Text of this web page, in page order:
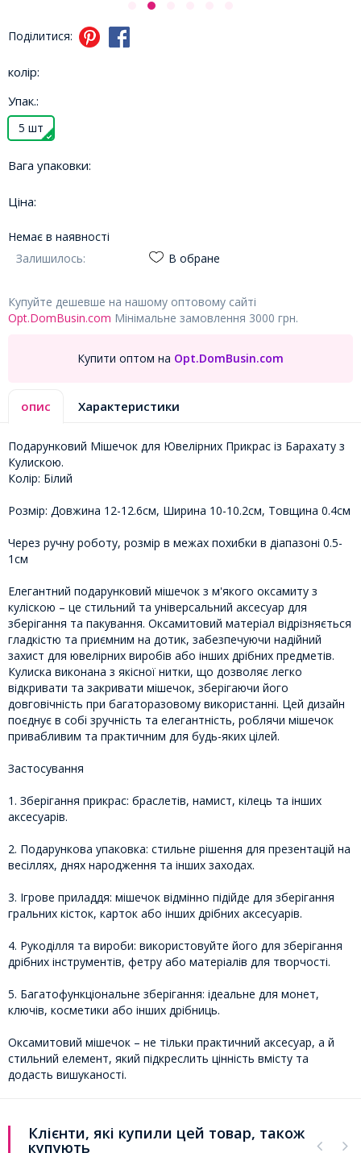
Поділитися:
колір:
Упак.:
5 шт
Вага упаковки:
Ціна:
Немає в наявності
Залишилось:
В обране
Купуйте дешевше на нашому оптовому сайті
Opt.DomBusin.com Мінімальне замовлення 3000 грн.
Купити оптом на Opt.DomBusin.com
опис Характеристики
Подарунковий Мішечок для Ювелірних Прикрас із Барахату з
Кулискою.
Колір: Білий
Розмір: Довжина 12-12.6см, Ширина 10-10.2см, Товщина 0.4см
Через ручну роботу, розмір в межах похибки в діапазоні 0.5-
1см
Елегантний подарунковий мішечок з м'якого оксамиту з
куліскою – це стильний та універсальний аксесуар для
зберігання та пакування. Оксамитовий матеріал відрізняється
гладкістю та приємним на дотик, забезпечуючи надійний
захист для ювелірних виробів або інших дрібних предметів.
Кулиска виконана з якісної нитки, що дозволяє легко
відкривати та закривати мішечок, зберігаючи його
довговічність при багаторазовому використанні. Цей дизайн
поєднує в собі зручність та елегантність, роблячи мішечок
привабливим та практичним для будь-яких цілей.
Застосування
1. Зберігання прикрас: браслетів, намист, кілець та інших
аксесуарів.
2. Подарункова упаковка: стильне рішення для презентацій на
весіллях, днях народження та інших заходах.
3. Ігрове приладдя: мішечок відмінно підійде для зберігання
гральних кісток, карток або інших дрібних аксесуарів.
4. Рукоділля та вироби: використовуйте його для зберігання
дрібних інструментів, фетру або матеріалів для творчості.
5. Багатофункціональне зберігання: ідеальне для монет,
ключів, косметики або інших дрібниць.
Оксамитовий мішечок – не тільки практичний аксесуар, а й
стильний елемент, який підкреслить цінність вмісту та
додасть вишуканості.
Клієнти, які купили цей товар, також
купують